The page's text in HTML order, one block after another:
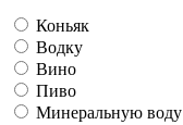
Коньяк
Водку
Вино
Пиво
Минеральную воду